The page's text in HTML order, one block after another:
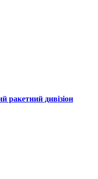
ракетний дивізіон